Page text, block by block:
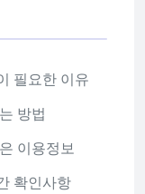
필요한 이유
방법
이용정보
확인사항